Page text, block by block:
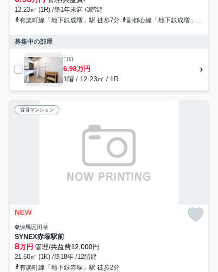
12.23㎡ (1R) /築1年未満 /3階建
有楽町線「地下鉄成増」駅 徒歩7分
副都心線「地下鉄成増」駅 徒歩7分
募集中の部屋
103
6.98万円
1階 / 12.23㎡ / 1R
賃貸マンション
NEW
練馬区田柄
SYNEX赤塚駅前
8万円 管理/共益費12,000円
21.60㎡ (1K) /築18年 /12階建
有楽町線「地下鉄赤塚」駅 徒歩2分